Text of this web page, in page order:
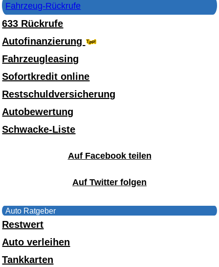
Fahrzeug-Rückrufe
633 Rückrufe
Autofinanzierung
Fahrzeugleasing
Sofortkredit online
Restschuldversicherung
Autobewertung
Schwacke-Liste
Auf Facebook teilen
Auf Twitter folgen
Auto Ratgeber
Restwert
Auto verleihen
Tankkarten